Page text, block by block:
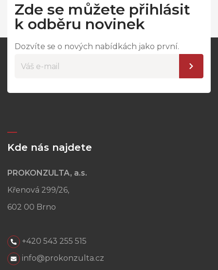
Zde se můžete přihlásit
k odběru novinek
Dozvíte se o nových nabídkách jako první.
Kde nás najdete
PROKONZULTA, a.s.
Křenová 299/26,
602 00 Brno
+420 543 255 515
info@prokonzulta.cz